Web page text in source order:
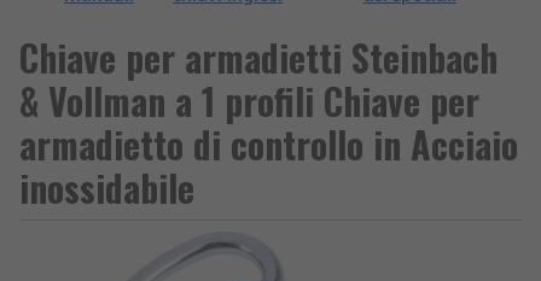
Chiave per armadietti Steinbach
& Vollman a 1 profili Chiave per
armadietto di controllo in Acciaio
inossidabile